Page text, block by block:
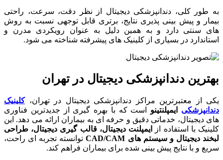
به طور کلی، دندانپزشکی دیجیتال از نظر دقت، سرعت، راحتی
بیمار و پیش بینی پذیری نتایج، برتری قابل توجهی نسبت به روش
های سنتی دارد و به همین دلیل به عنوان رویکردی مدرن و
استاندارد در بسیاری از کلینیک های پیشرفته شناخته می شود.
بهترین دندانپزشکی دیجیتال در تهران
یکی از معتبرترین مراکز دندانپزشکی دیجیتال در تهران،کلینیک
دندانپزشکی ایمپلنتینو است که با بهره گیری از جدیدترین فناوری
های دیجیتال، خدماتی دقیق و حرفه ای به بیماران ارائه می دهد. این
کلینیک با استفاده از
ایمپلنت دیجیتال، قالب گیری دیجیتال، طراحی
لبخند دیجیتال و سیستم های
توانسته تجربه ای راحت،
سریع و با نتایج پیش بینی شده برای بیماران فراهم کند.